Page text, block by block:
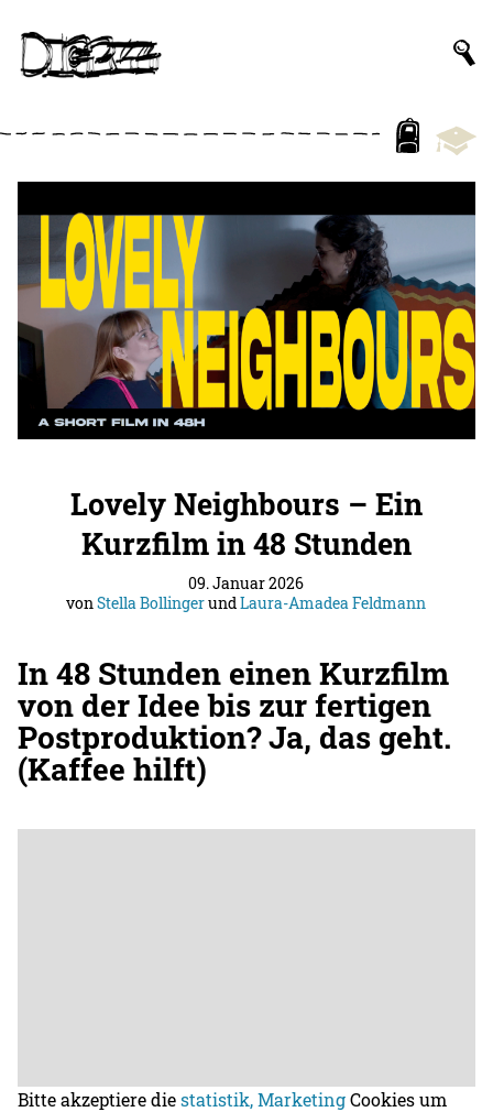
Lovely Neighbours – Ein
Kurzfilm in 48 Stunden
09. Januar 2026
vonStella BollingerundLaura-Amadea Feldmann
In 48 Stunden einen Kurzfilm
von der Idee bis zur fertigen
Postproduktion? Ja, das geht.
(Kaffee hilft)
Bitte akzeptiere diestatistik, MarketingCookies um